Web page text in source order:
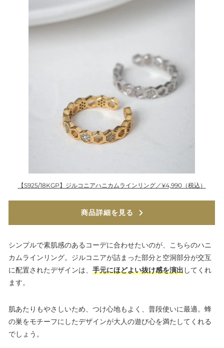
【S925/18KGP】ジルコニアハニカムラインリング／¥4,990（税込）
商品詳細を見る
シンプルで素肌感のあるコーデに合わせたいのが、こちらのハニ
カムラインリング。ジルコニアが詰まった部分と空洞部分が交互
に配置されたデザインは、 手元にほどよい抜け感を演出してくれ
ます。
肌あたりもやさしいため、つけ心地もよく、普段使いに最適。蜂
の巣をモチーフにしたデザインが大人の遊び心を満たしてくれる
でしょう。